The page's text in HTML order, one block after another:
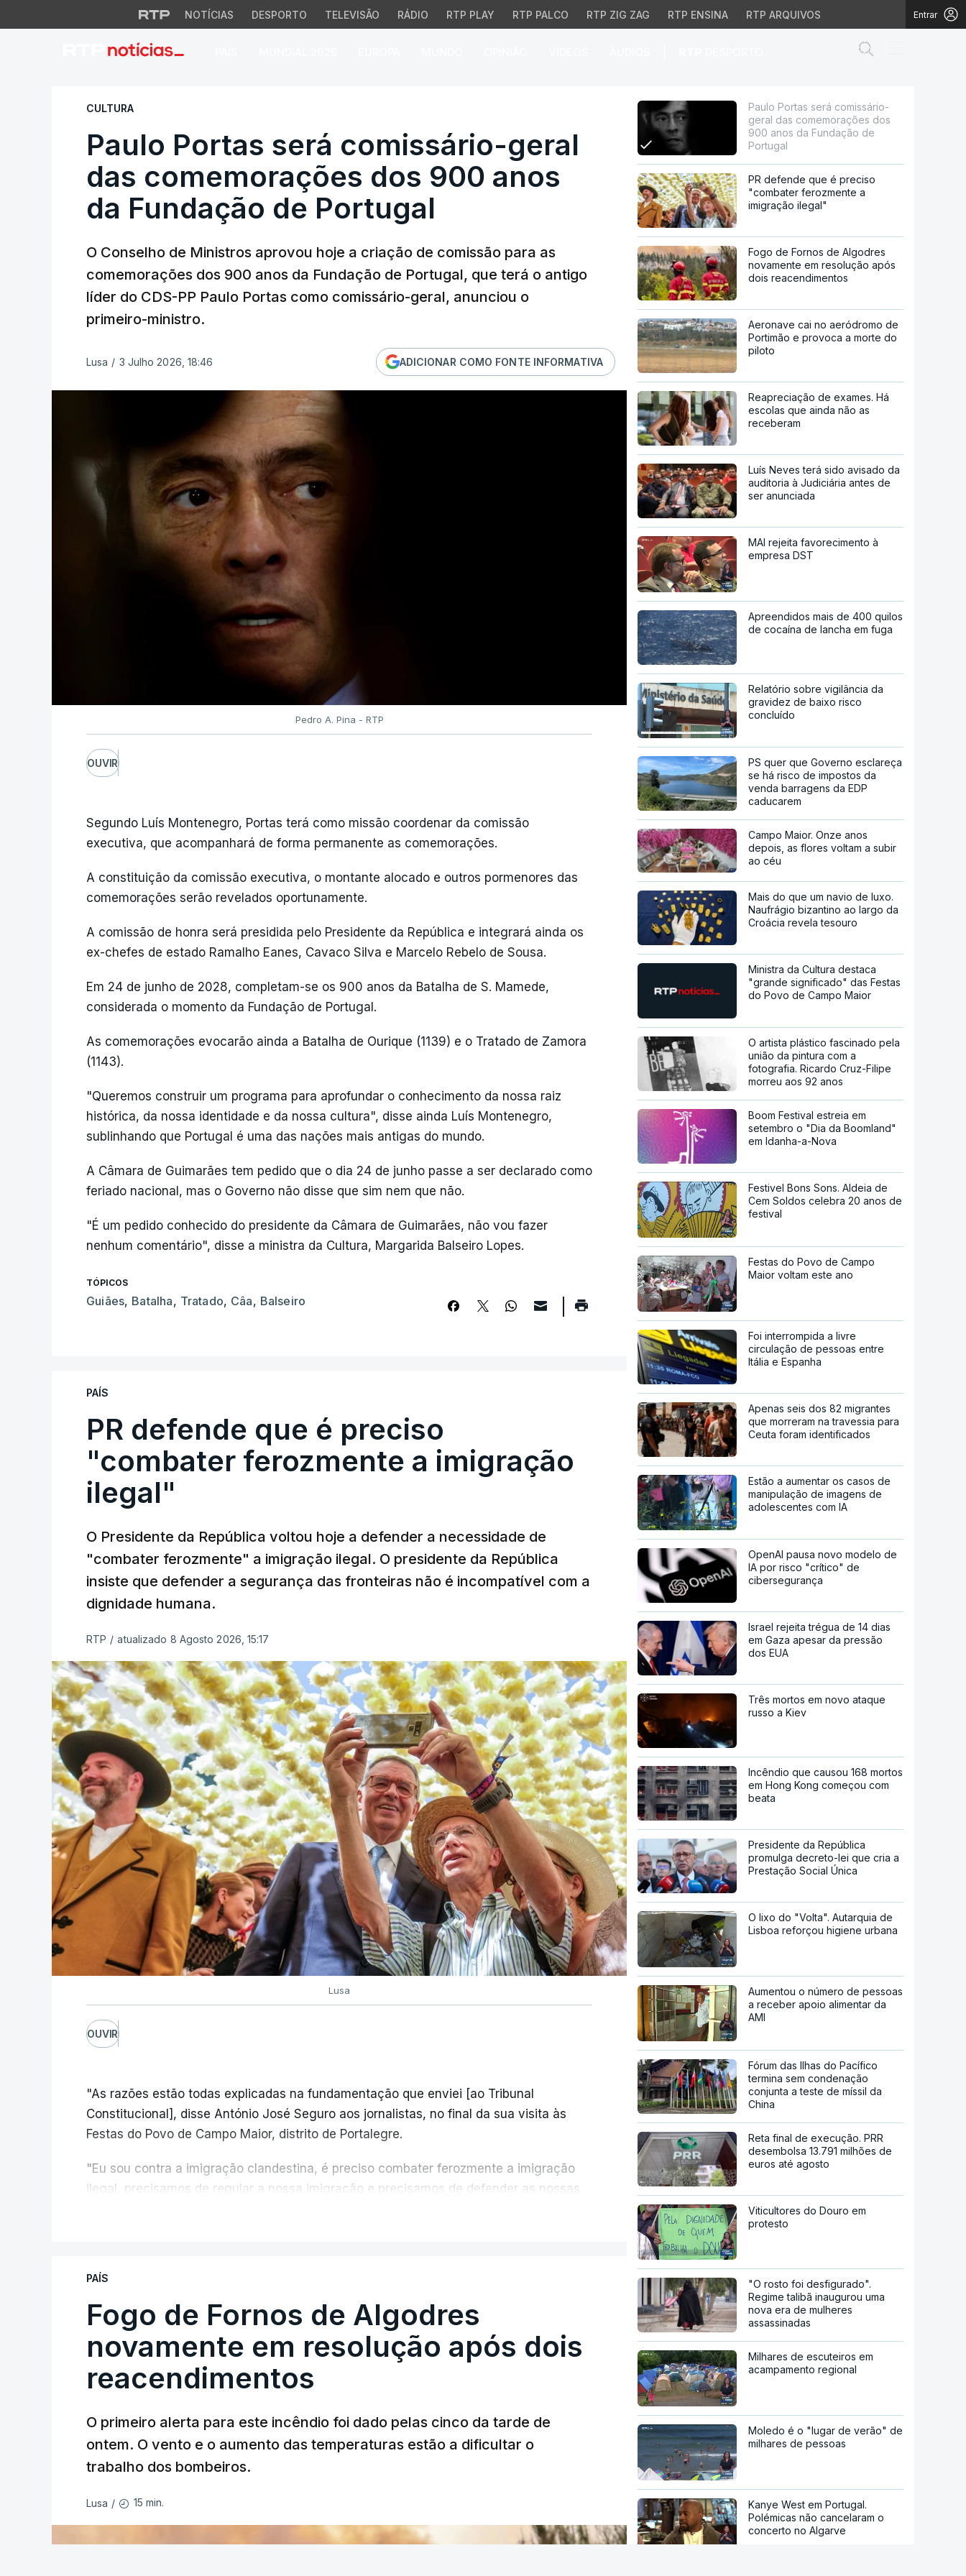
NOTÍCIAS DESPORTO TELEVISÃO RÁDIO RTP PLAY RTP PALCO RTP ZIG ZAG RTP ENSINA RTP ARQUIVOS Entrar
Paulo Portas será comissário-geral das comemorações dos 900
CULTURA
Paulo Portas será comissário-geral
das comemorações dos 900 anos
da Fundação de Portugal
O Conselho de Ministros aprovou hoje a criação de comissão para as
comemorações dos 900 anos da Fundação de Portugal, que terá o antigo
líder do CDS-PP Paulo Portas como comissário-geral, anunciou o
primeiro-ministro.
Lusa / 3 Julho 2026, 18:46 ADICIONAR COMO FONTE INFORMATIVA
Pedro A. Pina - RTP
OUVIR
Segundo Luís Montenegro, Portas terá como missão coordenar da comissão
executiva, que acompanhará de forma permanente as comemorações.
A constituição da comissão executiva, o montante alocado e outros pormenores das
comemorações serão revelados oportunamente.
A comissão de honra será presidida pelo Presidente da República e integrará ainda os
ex-chefes de estado Ramalho Eanes, Cavaco Silva e Marcelo Rebelo de Sousa.
Em 24 de junho de 2028, completam-se os 900 anos da Batalha de S. Mamede,
considerada o momento da Fundação de Portugal.
As comemorações evocarão ainda a Batalha de Ourique (1139) e o Tratado de Zamora
(1143).
"Queremos construir um programa para aprofundar o conhecimento da nossa raiz
histórica, da nossa identidade e da nossa cultura", disse ainda Luís Montenegro,
sublinhando que Portugal é uma das nações mais antigas do mundo.
A Câmara de Guimarães tem pedido que o dia 24 de junho passe a ser declarado como
feriado nacional, mas o Governo não disse que sim nem que não.
"É um pedido conhecido do presidente da Câmara de Guimarães, não vou fazer
nenhum comentário", disse a ministra da Cultura, Margarida Balseiro Lopes.
TÓPICOS
Guiães, Batalha, Tratado, Câa, Balseiro
PAÍS
PR defende que é preciso
"combater ferozmente a imigração
ilegal"
O Presidente da República voltou hoje a defender a necessidade de
"combater ferozmente" a imigração ilegal. O presidente da República
insiste que defender a segurança das fronteiras não é incompatível com a
dignidade humana.
RTP / atualizado 8 Agosto 2026, 15:17
Lusa
OUVIR
"As razões estão todas explicadas na fundamentação que enviei [ao Tribunal
Constitucional], disse António José Seguro aos jornalistas, no final da sua visita às
Festas do Povo de Campo Maior, distrito de Portalegre.
"Eu sou contra a imigração clandestina, é preciso combater ferozmente a imigração
ilegal, precisamos de regular a nossa imigração e precisamos de defender as nossas
criança.
ERRO100
ERROR ON HTML5 MEDIA ELEMENT
PAÍS
Fogo de Fornos de Algodres
novamente em resolução após dois
reacendimentos
O primeiro alerta para este incêndio foi dado pelas cinco da tarde de
ontem. O vento e o aumento das temperaturas estão a dificultar o
trabalho dos bombeiros.
Lusa / 15 min.
Paulo Portas será comissário-
geral das comemorações dos
900 anos da Fundação de
Portugal
PR defende que é preciso
"combater ferozmente a
imigração ilegal"
Fogo de Fornos de Algodres
novamente em resolução após
dois reacendimentos
Aeronave cai no aeródromo de
Portimão e provoca a morte do
piloto
Reapreciação de exames. Há
escolas que ainda não as
receberam
Luís Neves terá sido avisado da
auditoria à Judiciária antes de
ser anunciada
MAI rejeita favorecimento à
empresa DST
Apreendidos mais de 400 quilos
de cocaína de lancha em fuga
Relatório sobre vigilância da
gravidez de baixo risco
concluído
PS quer que Governo esclareça
se há risco de impostos da
venda barragens da EDP
caducarem
Campo Maior. Onze anos
depois, as flores voltam a subir
ao céu
Mais do que um navio de luxo.
Naufrágio bizantino ao largo da
Croácia revela tesouro
Ministra da Cultura destaca
"grande significado" das Festas
do Povo de Campo Maior
O artista plástico fascinado pela
união da pintura com a
fotografia. Ricardo Cruz-Filipe
morreu aos 92 anos
Boom Festival estreia em
setembro o "Dia da Boomland"
em Idanha-a-Nova
Festivel Bons Sons. Aldeia de
Cem Soldos celebra 20 anos de
festival
Festas do Povo de Campo
Maior voltam este ano
Foi interrompida a livre
circulação de pessoas entre
Itália e Espanha
Apenas seis dos 82 migrantes
que morreram na travessia para
Ceuta foram identificados
Estão a aumentar os casos de
manipulação de imagens de
adolescentes com IA
OpenAI pausa novo modelo de
IA por risco "crítico" de
cibersegurança
Israel rejeita trégua de 14 dias
em Gaza apesar da pressão
dos EUA
Três mortos em novo ataque
russo a Kiev
Incêndio que causou 168 mortos
em Hong Kong começou com
beata
Presidente da República
promulga decreto-lei que cria a
Prestação Social Única
O lixo do "Volta". Autarquia de
Lisboa reforçou higiene urbana
Aumentou o número de pessoas
a receber apoio alimentar da
AMI
Fórum das Ilhas do Pacífico
termina sem condenação
conjunta a teste de míssil da
China
Reta final de execução. PRR
desembolsa 13.791 milhões de
euros até agosto
Viticultores do Douro em
protesto
"O rosto foi desfigurado".
Regime talibã inaugurou uma
nova era de mulheres
assassinadas
Milhares de escuteiros em
acampamento regional
Moledo é o "lugar de verão" de
milhares de pessoas
Kanye West em Portugal.
Polémicas não cancelaram o
concerto no Algarve